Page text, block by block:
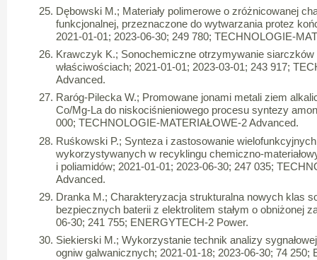
Dębowski M.; Materiały polimerowe o zróżnicowanej
funkcjonalnej, przeznaczone do wytwarzania protez
2021-01-01; 2023-06-30; 249 780; TECHNOLOGIE-
Krawczyk K.; Sonochemiczne otrzymywanie
właściwościach; 2021-01-01; 2023-03-01; 243 917;
Advanced.
Raróg-Pilecka W.; Promowane jonami metali ziem
Co/Mg-La do niskociśnieniowego procesu syntezy
000; TECHNOLOGIE-MATERIAŁOWE-2 Advanced.
Ruśkowski P.; Synteza i zastosowanie
wykorzystywanych w recyklingu chemiczno-
i poliamidów; 2021-01-01; 2023-06-30; 247 035;
Advanced.
Dranka M.; Charakteryzacja strukturalna nowych klas
bezpiecznych baterii z elektrolitem stałym o obniżonej
06-30; 241 755; ENERGYTECH-2 Power.
Siekierski M.; Wykorzystanie technik analizy
ogniw galwanicznych; 2021-01-18; 2023-06-30; 74 250;